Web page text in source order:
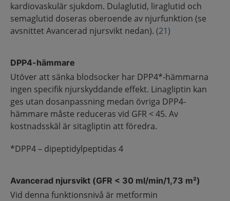
kardiovaskulär sjukdom. Dulaglutid, liraglutid och
semaglutid doseras oberoende av njurfunktion (se
avsnittet Avancerad njursvikt nedan). (21)
DPP4-hämmare
Utöver att sänka blodsocker har DPP4*-hämmarna
ingen specifik njurskyddande effekt. Linagliptin kan
ges utan dosanpassning medan övriga DPP4-
hämmare måste reduceras vid GFR < 45. Av
kostnadsskäl är sitagliptin att föredra.
*DPP4 – dipeptidylpeptidas 4
Avancerad njursvikt (GFR < 30 ml/min/1,73 m²)
Vid denna funktionsnivå är metformin